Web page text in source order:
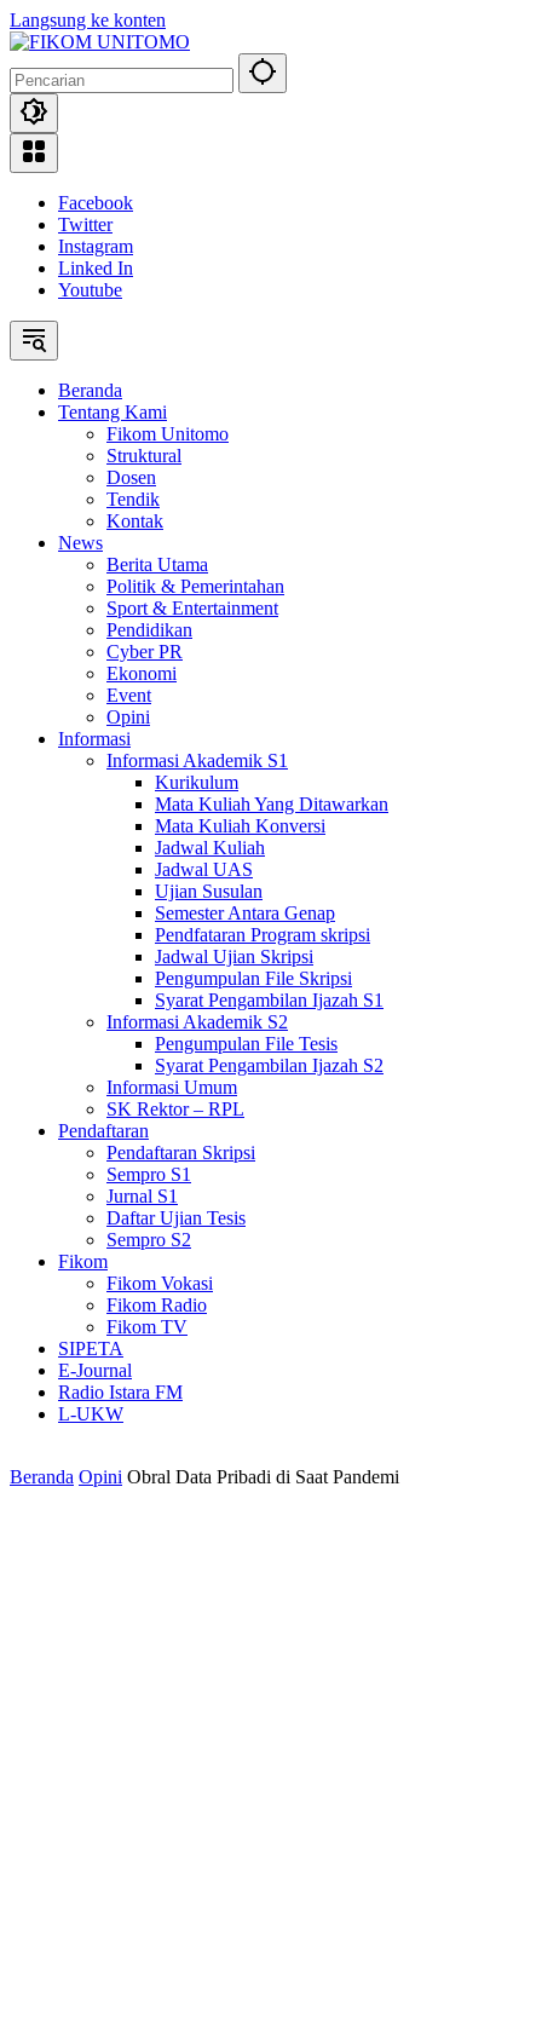
Langsung ke konten
Facebook
Twitter
Instagram
Linked In
Youtube
Beranda
Tentang Kami
Fikom Unitomo
Struktural
Dosen
Tendik
Kontak
News
Berita Utama
Politik & Pemerintahan
Sport & Entertainment
Pendidikan
Cyber PR
Ekonomi
Event
Opini
Informasi
Informasi Akademik S1
Kurikulum
Mata Kuliah Yang Ditawarkan
Mata Kuliah Konversi
Jadwal Kuliah
Jadwal UAS
Ujian Susulan
Semester Antara Genap
Pendfataran Program skripsi
Jadwal Ujian Skripsi
Pengumpulan File Skripsi
Syarat Pengambilan Ijazah S1
Informasi Akademik S2
Pengumpulan File Tesis
Syarat Pengambilan Ijazah S2
Informasi Umum
SK Rektor – RPL
Pendaftaran
Pendaftaran Skripsi
Sempro S1
Jurnal S1
Daftar Ujian Tesis
Sempro S2
Fikom
Fikom Vokasi
Fikom Radio
Fikom TV
SIPETA
E-Journal
Radio Istara FM
L-UKW
Beranda Opini Obral Data Pribadi di Saat Pandemi